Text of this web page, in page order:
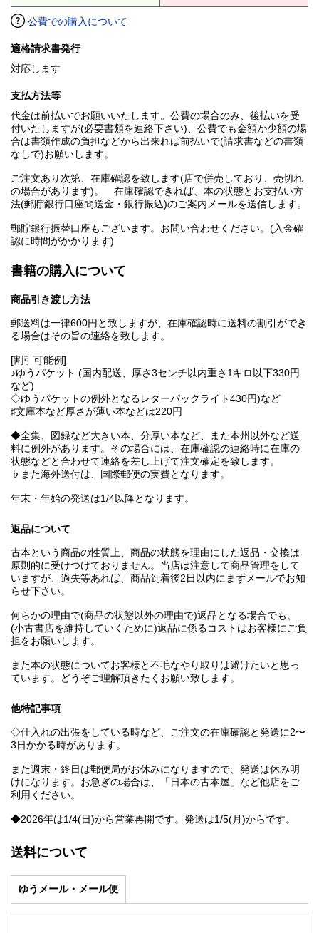
公費での購入について
適格請求書発行
対応します
支払方法等
代金は前払いでお願いいたします。公費の場合のみ、後払いを受
付いたしますが(必要書類を連絡下さい)、公費でも金額が少額の場
合は書類作成の負担などから出来れば前払いで(請求書などの書類
なしで)お願いします。
ご注文あり次第、在庫確認を致します(店で併売しており、売切れ
の場合があります)。 在庫確認できれば、本の状態とお支払い方
法(郵貯銀行口座間送金・銀行振込)のご案内メールを送信します。
郵貯銀行振替口座もございます。お問い合わせください。(入金確
認に時間がかかります)
書籍の購入について
商品引き渡し方法
郵送料は一律600円と致しますが、在庫確認時に送料の割引ができ
る場合はその旨の連絡を致します。
[割引可能例]
♪ゆうパケット (国内配送、厚さ3センチ以内重さ1キロ以下330円
など)
◇ゆうパケットの例外となるレターパックライト430円)など
♯文庫本など厚さが薄い本などは220円
◆全集、図録など大きい本、分厚い本など、また本州以外など送
料に例外があります。その場合には、在庫確認の連絡時に在庫の
状態などと合わせて連絡を差し上げて注文確定を致します。
♭また海外送付は、国際郵便の実費となります。
年末・年始の発送は1/4以降となります。
返品について
古本という商品の性質上、商品の状態を理由にした返品・交換は
原則的に受けつけておりません。当店は注意して商品管理をして
いますが、過失等あれば、商品到着後2日以内にまずメールでお知
らせ下さい。
何らかの理由で(商品の状態以外の理由で)返品となる場合でも、
(小古書店を維持していくために)返品に係るコストはお客様にご負
担をお願いします。
また本の状態についてお客様と不毛なやり取りは避けたいと思っ
ています。どうぞご理解頂きたくお願い致します。
他特記事項
◇仕入れの出張をしている時など、ご注文の在庫確認と発送に2〜
3日かかる時があります。
また週末・終日は郵便局がお休みになりますので、発送は休み明
けになります。お急ぎの場合は、「日本の古本屋」など他店をご
利用ください。
◆2026年は1/4(日)から営業再開です。発送は1/5(月)からです。
送料について
ゆうメール・メール便